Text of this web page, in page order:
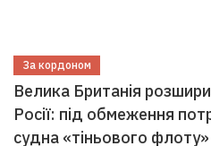
За кордоном
Велика Британія
Росії: під обмеження
судна «тіньового флоту»